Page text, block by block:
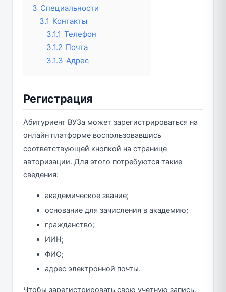
3 Специальности
3.1 Контакты
3.1.1 Телефон
3.1.2 Почта
3.1.3 Адрес
Регистрация
Абитуриент ВУЗа может зарегистрироваться на
онлайн платформе воспользовавшись
соответствующей кнопкой на странице
авторизации. Для этого потребуются такие
сведения:
академическое звание;
основание для зачисления в академию;
гражданство;
ИИН;
ФИО;
адрес электронной почты.
Чтобы зарегистрировать свою учетную запись,